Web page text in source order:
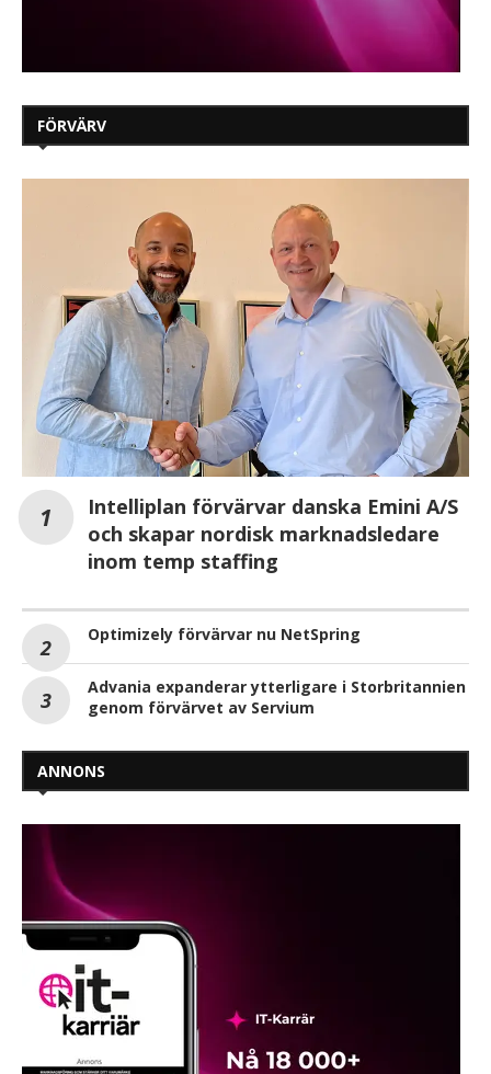
FÖRVÄRV
Intelliplan förvärvar danska Emini A/S
och skapar nordisk marknadsledare
inom temp staffing
Optimizely förvärvar nu NetSpring
Advania expanderar ytterligare i Storbritannien
genom förvärvet av Servium
ANNONS